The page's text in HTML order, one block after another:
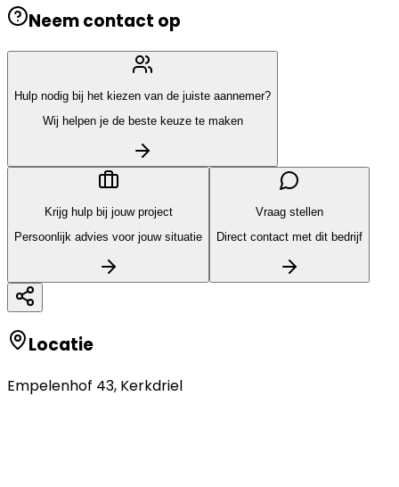
Neem contact op
Hulp nodig bij het kiezen van de juiste aannemer?
Wij helpen je de beste keuze te maken
Krijg hulp bij jouw project
Persoonlijk advies voor jouw situatie
Vraag stellen
Direct contact met dit bedrijf
Locatie
Empelenhof 43, Kerkdriel